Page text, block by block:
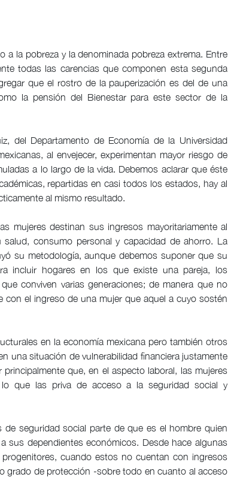
la pobreza y la denominada pobreza extrema. Entre
todas las carencias que componen esta segunda
que el rostro de la pauperización es del de una
la pensión del Bienestar para este sector de la
del Departamento de Economía de la Universidad
al envejecer, experimentan mayor riesgo de
a lo largo de la vida. Debemos aclarar que éste
repartidas en casi todos los estados, hay al
al mismo resultado.
mujeres destinan sus ingresos mayoritariamente al
consumo personal y capacidad de ahorro. La
su metodología, aunque debemos suponer que su
incluir hogares en los que existe una pareja, los
conviven varias generaciones; de manera que no
el ingreso de una mujer que aquel a cuyo sostén
en la economía mexicana pero también otros
una situación de vulnerabilidad financiera justamente
que, en el aspecto laboral, las mujeres
que las priva de acceso a la seguridad social y
seguridad social parte de que es el hombre quien
sus dependientes económicos. Desde hace algunas
cuando estos no cuentan con ingresos
grado de protección -sobre todo en cuanto al acceso